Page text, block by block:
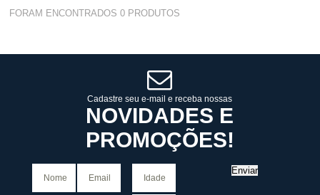
FORAM ENCONTRADOS0 PRODUTOS
Cadastre seu e-mail e receba nossas
NOVIDADES E
PROMOÇÕES!
Enviar